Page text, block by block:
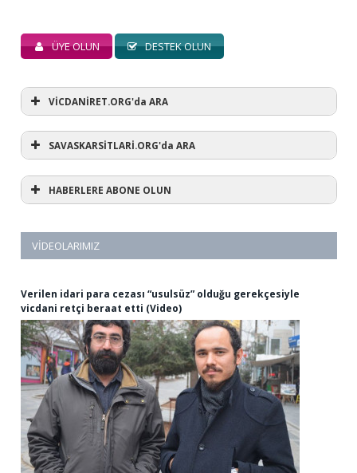
ÜYE OLUN DESTEK OLUN
VİCDANİRET.ORG'da ARA
SAVASKARSİTLARİ.ORG'da ARA
HABERLERE ABONE OLUN
VIDEOLARIMIZ
Verilen idari para cezası “usulsüz” olduğu gerekçesiyle
vicdani retçi beraat etti (Video)